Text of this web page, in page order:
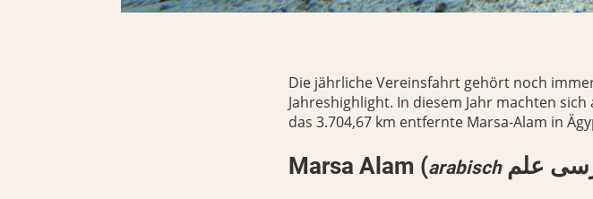
Die jährliche Vereinsfahrt gehört noch
Jahreshighlight. In diesem Jahr machten
das 3.704,67 km entfernte Marsa-Alam in
Marsa Alam (arabisch